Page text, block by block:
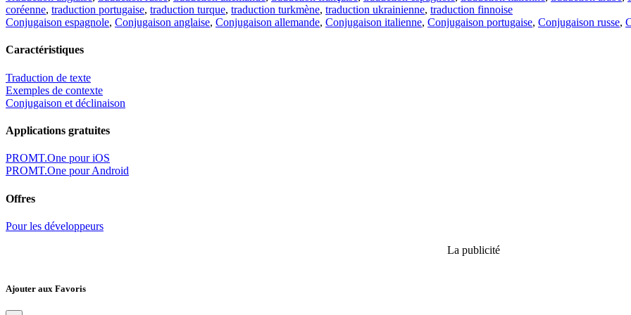
coréenne, traduction portugaise, traduction turque, traduction turkmène, traduction ukrainienne, traduction finnoise
Conjugaison espagnole, Conjugaison anglaise, Conjugaison allemande, Conjugaison italienne, Conjugaison portugaise, Conjugaison russe,
Caractéristiques
Traduction de texte
Exemples de contexte
Conjugaison et déclinaison
Applications gratuites
PROMT.One pour iOS
PROMT.One pour Android
Offres
Pour les développeurs
La publicité
Ajouter aux Favoris